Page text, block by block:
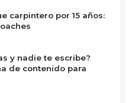
carpintero por 15 años:
y nadie te escribe?
de contenido para